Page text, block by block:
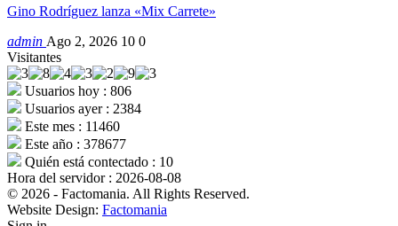
Gino Rodríguez lanza «Mix Carrete»
admin Ago 2, 2026 10 0
Visitantes
Usuarios hoy : 806
Usuarios ayer : 2384
Este mes : 11460
Este año : 378677
Quién está contectado : 10
Hora del servidor : 2026-08-08
© 2026 - Factomania. All Rights Reserved.
Website Design: Factomania